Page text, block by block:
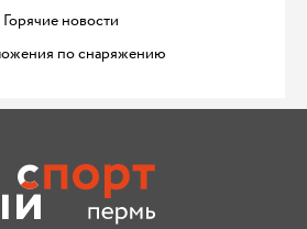
Горячие новости
по снаряжению